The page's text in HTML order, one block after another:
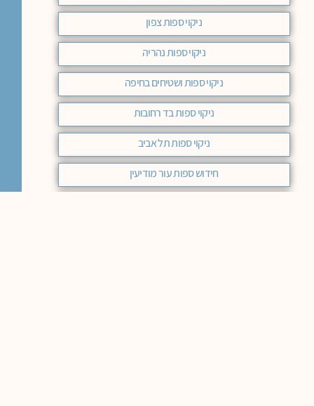
ניקוי ספות צפון
ניקוי ספות נהריה
ניקוי ספות ושטיחים בחיפה
ניקוי ספות בד רחובות
ניקוי ספות תל אביב
חידוש ספות עור מודיעין